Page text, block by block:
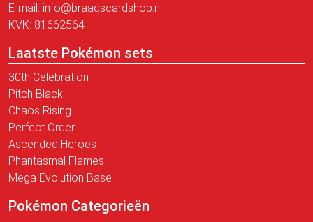
E-mail: info@braadscardshop.nl
KVK: 81662564
Laatste Pokémon sets
30th Celebration
Pitch Black
Chaos Rising
Perfect Order
Ascended Heroes
Phantasmal Flames
Mega Evolution Base
Pokémon Categorieën